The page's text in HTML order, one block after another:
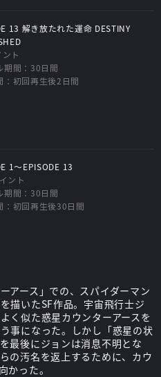
13 解き放たれた運命 DESTINY
ト
期間：30日間
：初回再生後2日間
1～EPISODE 13
ント
期間：30日間
：初回再生後30日間
アース」での、スパイダーマン
描いたSF作品。宇宙飛行士ジ
く似た惑星カウンターアースを
事になった。しかし「惑星の状
最後にジョンは消息不明とな
の汚名を返上するために、カウ
かった。